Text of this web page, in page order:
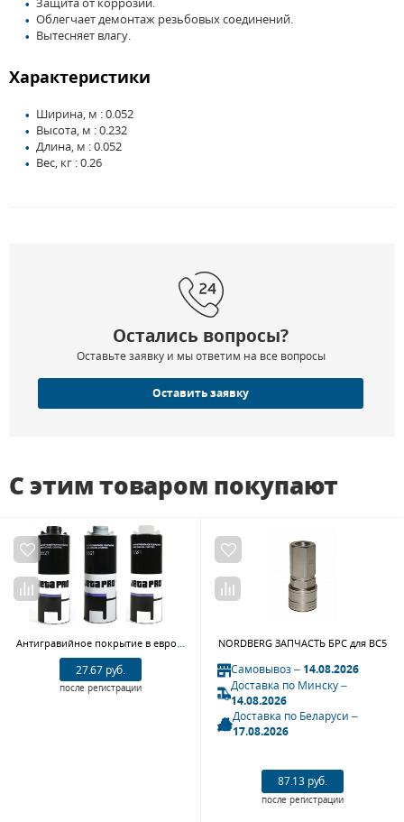
Облегчает демонтаж резьбовых соединений.
Вытесняет влагу.
Характеристики
Ширина, м : 0.052
Высота, м : 0.232
Длина, м : 0.052
Вес, кг : 0.26
Остались вопросы?
Оставьте заявку и мы ответим на все вопросы
Оставить заявку
С этим товаром покупают
Антигравийное покрытие в евробаллоне под насадку 1 л JETA PRO 5521
27.67 руб.
после регистрации
NORDBERG ЗАПЧАСТЬ БРС для BC5
Самовывоз –14.08.2026
Доставка по Минску –
14.08.2026
Доставка по Беларуси –
17.08.2026
87.13 руб.
после регистрации